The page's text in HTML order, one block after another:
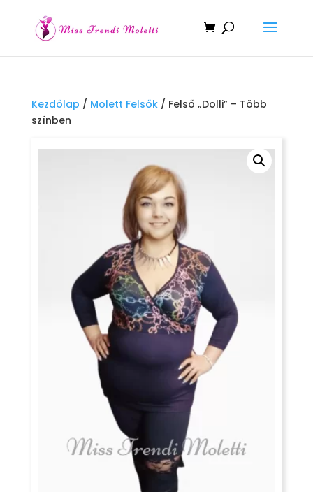
Kezdőlap / Molett Felsők/ Felső „Dolli” – Több
színben